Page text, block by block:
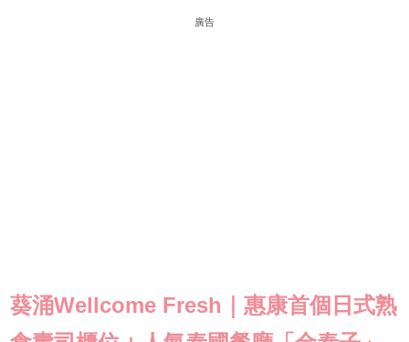
廣告
葵涌Wellcome Fresh｜惠康首個日式熟